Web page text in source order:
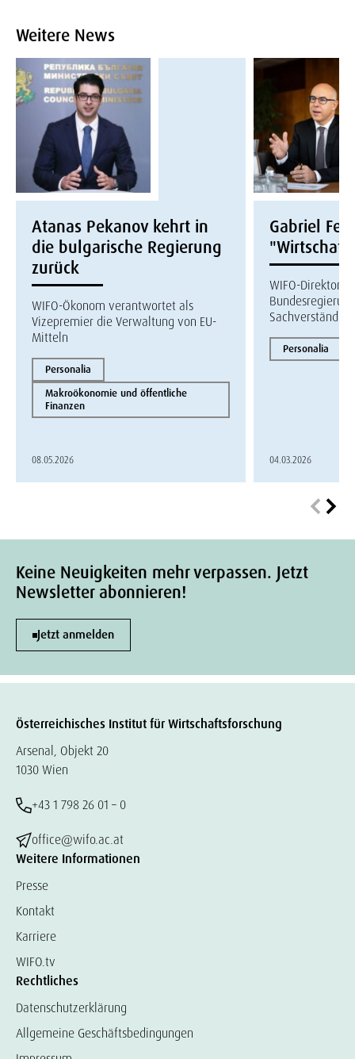
Weitere News
Atanas Pekanov kehrt in
die bulgarische Regierung
zurück
WIFO-Ökonom verantwortet als
Vizepremier die Verwaltung von EU-
Mitteln
Personalia
Makroökonomie und öffentliche
Finanzen
08.05.2026
Gabriel
WIFO-Direktor
Personalia
04.03.2026
Keine Neuigkeiten mehr verpassen. Jetzt
Newsletter abonnieren!
Jetzt anmelden
Österreichisches Institut für Wirtschaftsforschung
Arsenal, Objekt 20
1030 Wien
+43 1 798 26 01 – 0
office@wifo.ac.at
Weitere Informationen
Presse
Kontakt
Karriere
WIFO.tv
Rechtliches
Datenschutzerklärung
Allgemeine Geschäftsbedingungen